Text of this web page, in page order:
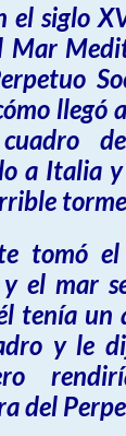
el siglo
Mar
llegó
a Italia
tomó
el mar
tenía un
y le
del